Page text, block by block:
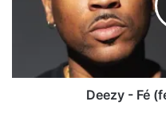
Deezy - Fé